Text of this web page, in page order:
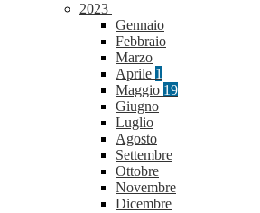
2023
Gennaio
Febbraio
Marzo
Aprile 1
Maggio 19
Giugno
Luglio
Agosto
Settembre
Ottobre
Novembre
Dicembre